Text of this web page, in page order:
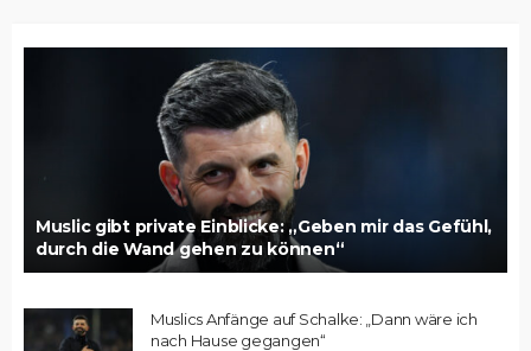
Muslic gibt private Einblicke: „Geben mir das Gefühl,
durch die Wand gehen zu können“
Muslics Anfänge auf Schalke: „Dann wäre ich
nach Hause gegangen“